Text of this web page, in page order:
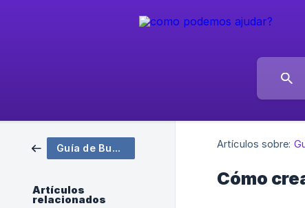
Guía de Buenas Prácticas
Artículos
relacionados
Artículos sobre:
Cómo